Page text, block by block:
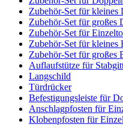
Zubehör-Set für kleines
Zubehör-Set für großes
Zubehör-Set für
Zubehör-Set für kleines
Zubehör-Set für großes
Auflaufstütze für
Langschild
Türdrücker
Befestigungsleiste für
Anschlagpfosten für
Klobenpfosten für